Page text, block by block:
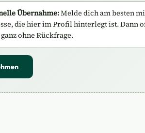
Übernahme:Melde dich am besten
die hier im Profil hinterlegt ist. Dann
ohne Rückfrage.